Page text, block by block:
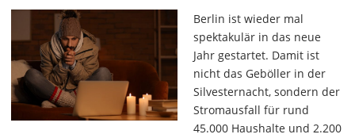
Berlin ist wieder mal
spektakulär in das neue
Jahr gestartet. Damit ist
nicht das Geböller in der
Silvesternacht, sondern der
Stromausfall für rund
45.000 Haushalte und 2.200